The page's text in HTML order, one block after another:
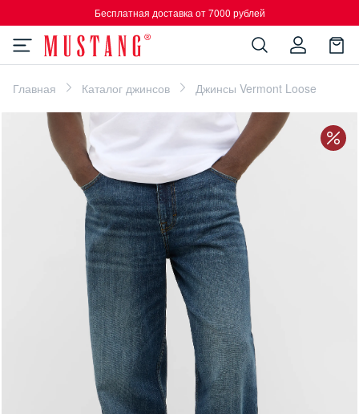
Бесплатная доставка от 7000 рублей
Главная Каталог джинсов Джинсы Vermont Loose